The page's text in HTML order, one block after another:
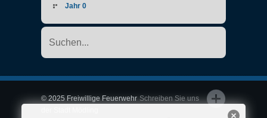
Jahr 0
Schreiben Sie uns
© 2025 Freiwillige Feuerwehr